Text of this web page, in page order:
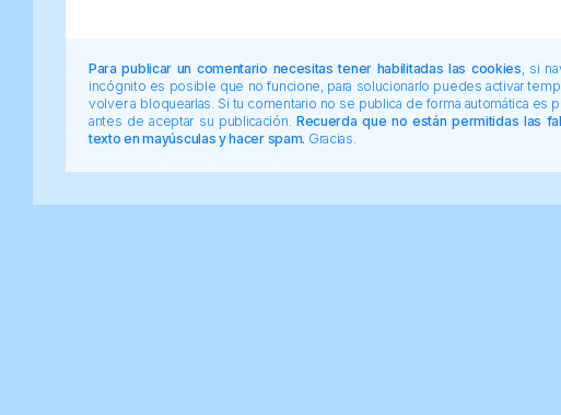
Para publicar un comentario necesitas tener habilitadas las cookies , si
incógnito es posible que no funcione, para solucionarlo puedes activar
volver a bloquearlas. Si tu comentario no se publica de forma automática es
antes de aceptar su publicación. Recuerda que no están permitidas las
texto en mayúsculas y hacer spam. Gracias.